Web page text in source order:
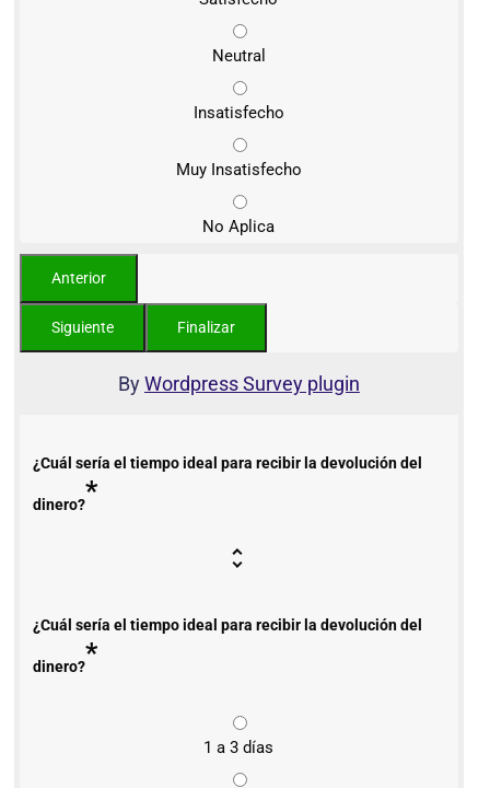
Neutral
Insatisfecho
Muy Insatisfecho
No Aplica
ByWordpress Survey plugin
¿Cuál sería el tiempo ideal para recibir la devolución del
dinero?*
¿Cuál sería el tiempo ideal para recibir la devolución del
dinero?*
1 a 3 días